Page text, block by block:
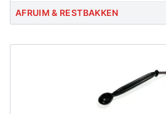
AFRUIM & RESTBAKKEN